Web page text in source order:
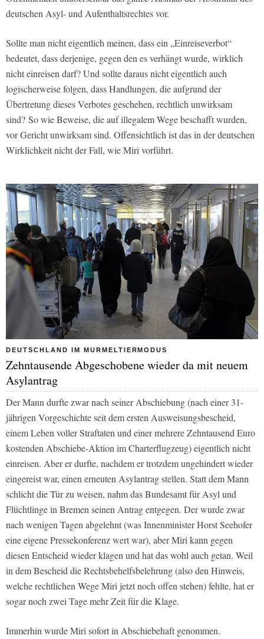
deutschen Asyl- und Aufenthaltsrechtes vor.
Sollte man nicht eigentlich meinen, dass ein „Einreiseverbot“
bedeutet, dass derjenige, gegen den es verhängt wurde, wirklich
nicht einreisen darf? Und sollte daraus nicht eigentlich auch
logischerweise folgen, dass Handlungen, die aufgrund der
Übertretung dieses Verbotes geschehen, rechtlich unwirksam
sind? So wie Beweise, die auf illegalem Wege beschafft wurden,
vor Gericht unwirksam sind. Offensichtlich ist das in der deutschen
Wirklichkeit nicht der Fall, wie Miri vorführt.
DEUTSCHLAND IM MURMELTIERMODUS
Zehntausende Abgeschobene wieder da mit neuem
Asylantrag
Der Mann durfte zwar nach seiner Abschiebung (nach einer 31-
jährigen Vorgeschichte seit dem ersten Ausweisungsbescheid,
einem Leben voller Straftaten und einer mehrere Zehntausend Euro
kostenden Abschiebe-Aktion im Charterflugzeug) eigentlich nicht
einreisen. Aber er durfte, nachdem er trotzdem ungehindert wieder
eingereist war, einen erneuten Asylantrag stellen. Statt dem Mann
schlicht die Tür zu weisen, nahm das Bundesamt für Asyl und
Flüchtlinge in Bremen seinen Antrag entgegen. Der wurde zwar
nach wenigen Tagen abgelehnt (was Innenminister Horst Seehofer
eine eigene Pressekonferenz wert war), aber Miri kann gegen
diesen Entscheid wieder klagen und hat das wohl auch getan. Weil
in dem Bescheid die Rechtsbehelfsbelehrung (also den Hinweis,
welche rechtlichen Wege Miri jetzt noch offen stehen) fehlte, hat er
sogar noch zwei Tage mehr Zeit für die Klage.
Immerhin wurde Miri sofort in Abschiebehaft genommen.